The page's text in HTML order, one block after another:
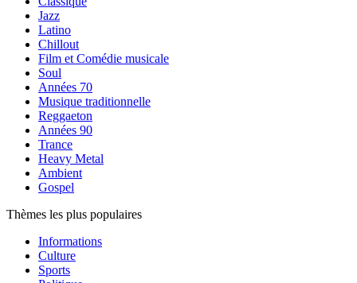
Jazz
Latino
Chillout
Film et Comédie musicale
Soul
Années 70
Musique traditionnelle
Reggaeton
Années 90
Trance
Heavy Metal
Ambient
Gospel
Thèmes les plus populaires
Informations
Culture
Sports